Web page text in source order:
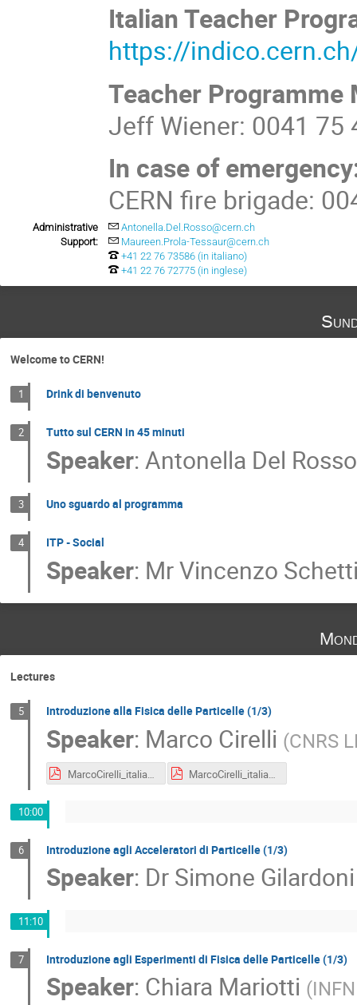
Italian Teacher
https://
Teacher Programme
Jeff Wiener: 0041 75
In case of
CERN fire brigade:
Administrative
Support:
Antonella.Del.Rosso@cern.ch
Maureen.Prola-Tessaur@cern.ch
+41 22 76 73586 (in italiano)
+41 22 76 72775 (in inglese)
Welcome to CERN!
1 Drink di benvenuto
2 Tutto sul CERN in 45 minuti
Speaker:Antonella Del Rosso
3 Uno sguardo al programma
4 ITP - Social
Speaker: MrVincenzo
Lectures
5 Introduzione alla Fisica delle Particelle (1/3)
Speaker: Marco Cirelli (CNRS
10:00
6 Introduzione agli Acceleratori di Particelle (1/3)
Speaker: Dr Simone Gilardoni
11:10
7 Introduzione agli Esperimenti di Fisica delle Particelle (1/3)
Speaker: Chiara Mariotti (